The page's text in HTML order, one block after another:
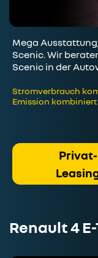
Mega
Scenic. Wir
Scenic in der
Stromverbrauch
Emission kombiniert
Privat-
Renault 4